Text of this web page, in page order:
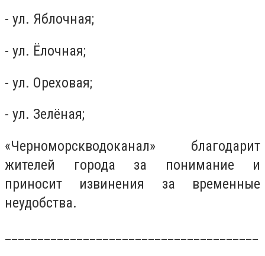
- ул. Яблочная;
- ул. Ёлочная;
- ул. Ореховая;
- ул. Зелёная;
«Черноморскводоканал» благодарит
жителей города за понимание и
приносит извинения за временные
неудобства.